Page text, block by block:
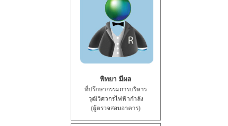
พิทยา มีผล
ที่ปรึกษากรรมการบริหาร
วุฒิวิศวกรไฟฟ้ากำลัง
(ผู้ตรวจสอบอาคาร)